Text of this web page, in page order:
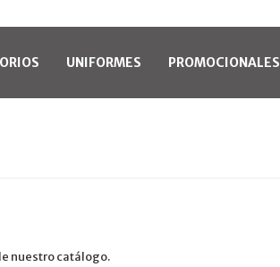
UNIFORMES PROMOCIONALES
nuestro catálogo.